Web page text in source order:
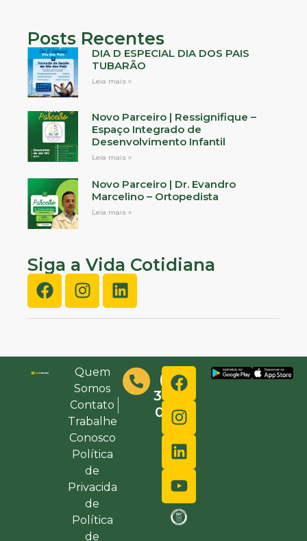
Posts Recentes
DIA D ESPECIAL DIA DOS PAIS
TUBARÃO
Leia mais »
Novo Parceiro | Ressignifique –
Espaço Integrado de
Desenvolvimento Infantil
Leia mais »
Novo Parceiro | Dr. Evandro
Marcelino – Ortopedista
Leia mais »
Siga a Vida Cotidiana
Quem
Somos
Contato
Trabalhe
Conosco
Política
de
Privacida
de
Política
de
(48)
3632-
0000